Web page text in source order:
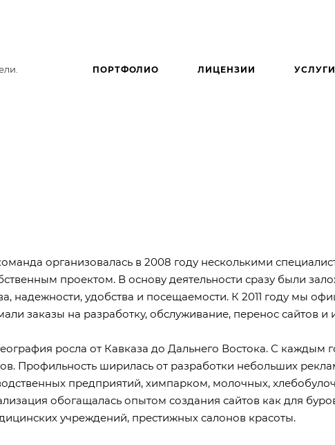
ПОРТФОЛИО ЛИЦЕНЗИИ УСЛУГИ
организовалась в 2008 году несколькими
проектом. В основу деятельности сразу были
надежности, удобства и посещаемости. К 2011 году мы
заказы на разработку, обслуживание, перенос сайтов и
росла от Кавказа до Дальнего Востока. С
Профильность ширилась от разработки небольших
предприятий, химпарком, молочных,
обогащалась опытом создания сайтов как для
учреждений, престижных салонов красоты.